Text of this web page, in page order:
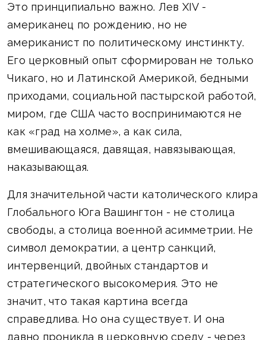
Это принципиально важно. Лев XIV -
американец по рождению, но не
американист по политическому инстинкту.
Его церковный опыт сформирован не только
Чикаго, но и Латинской Америкой, бедными
приходами, социальной пастырской работой,
миром, где США часто воспринимаются не
как «град на холме», а как сила,
вмешивающаяся, давящая, навязывающая,
наказывающая.
Для значительной части католического клира
Глобального Юга Вашингтон - не столица
свободы, а столица военной асимметрии. Не
символ демократии, а центр санкций,
интервенций, двойных стандартов и
стратегического высокомерия. Это не
значит, что такая картина всегда
справедлива. Но она существует. И она
давно проникла в церковную среду - через